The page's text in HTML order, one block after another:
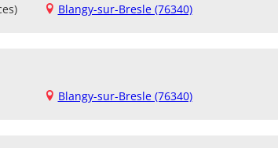
Blangy-sur-Bresle (76340)
Blangy-sur-Bresle (76340)